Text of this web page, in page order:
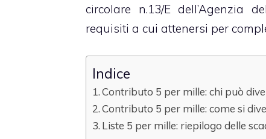
circolare n.13/E dell’Agenzia
requisiti a cui attenersi per
Indice
Contributo 5 per mille: chi può
Contributo 5 per mille: come si
Liste 5 per mille: riepilogo delle